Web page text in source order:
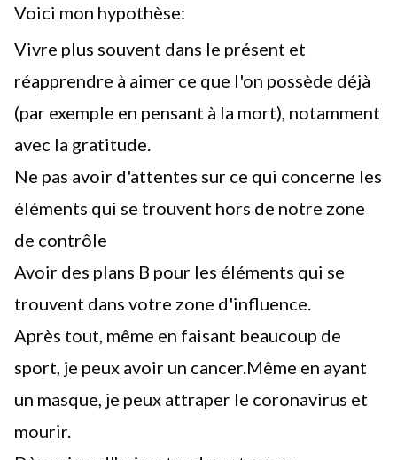
Voici mon hypothèse:
Vivre plus souvent dans le présent et
réapprendre à aimer ce que l'on possède déjà
(par exemple en pensant à la mort), notamment
avec la gratitude.
Ne pas avoir d'attentes sur ce qui concerne les
éléments qui se trouvent hors de notre zone
de contrôle
Avoir des plans B pour les éléments qui se
trouvent dans votre zone d'influence.
Après tout, même en faisant beaucoup de
sport, je peux avoir un cancer.Même en ayant
un masque, je peux attraper le coronavirus et
mourir.